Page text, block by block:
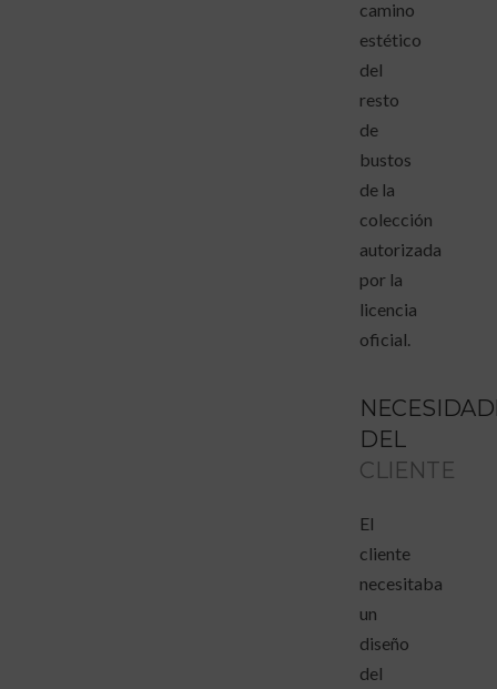
camino
estético
del
resto
de
bustos
de la
colección
autorizada
por la
licencia
oficial.
DEL
CLIENTE
El
cliente
necesitaba
un
diseño
del